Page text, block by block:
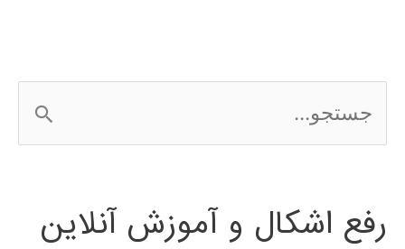
مثال
س
ج
رفع اشکال و آموزش آنلاین